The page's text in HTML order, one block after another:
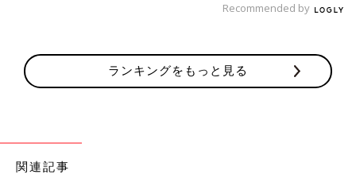
Recommended by
ランキングをもっと見る
関連記事